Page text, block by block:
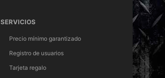
SERVICIOS
Precio mínimo garantizado
Registro de usuarios
Tarjeta regalo